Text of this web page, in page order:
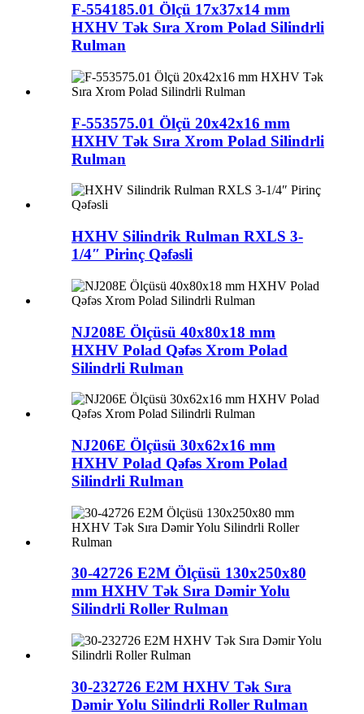
F-554185.01 Ölçü 17x37x14 mm
HXHV Tək Sıra Xrom Polad Silindrli
Rulman
F-553575.01 Ölçü 20x42x16 mm
HXHV Tək Sıra Xrom Polad Silindrli
Rulman
HXHV Silindrik Rulman RXLS 3-
1/4″ Pirinç Qəfəsli
NJ208E Ölçüsü 40x80x18 mm
HXHV Polad Qəfəs Xrom Polad
Silindrli Rulman
NJ206E Ölçüsü 30x62x16 mm
HXHV Polad Qəfəs Xrom Polad
Silindrli Rulman
30-42726 E2M Ölçüsü 130x250x80
mm HXHV Tək Sıra Dəmir Yolu
Silindrli Roller Rulman
30-232726 E2M HXHV Tək Sıra
Dəmir Yolu Silindrli Roller Rulman